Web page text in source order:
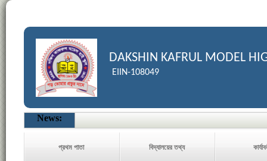
DAKSHIN KAFRUL MODEL
EIIN-108049
News:
প্রথম পাতা বিদ্যালয়ের তথ্য